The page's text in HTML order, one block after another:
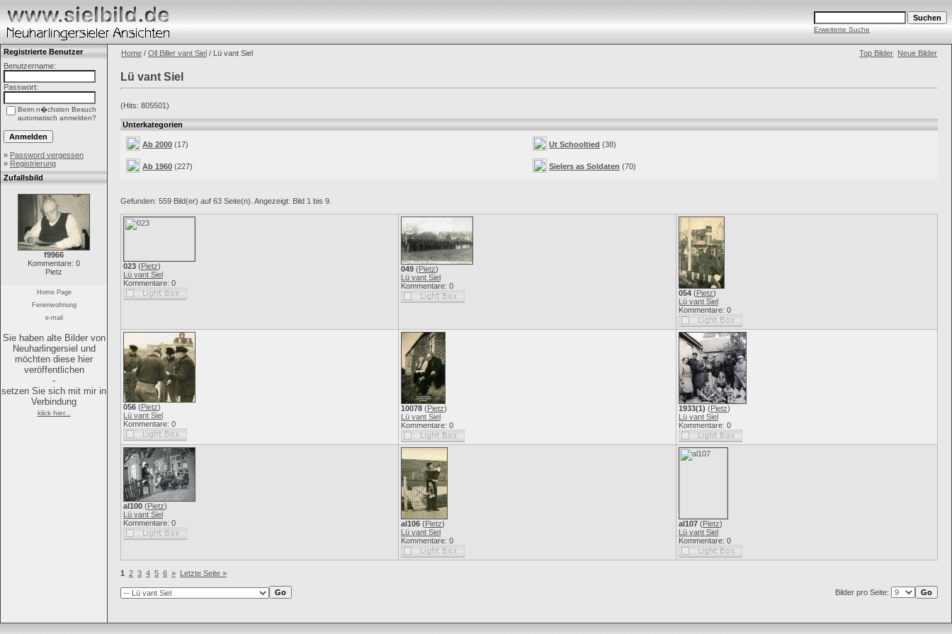
Erweiterte Suche
Registrierte Benutzer
Benutzername:
Passwort:
Beim n�chsten Besuch
automatisch anmelden?
» Password vergessen
» Registrierung
Zufallsbild
f9966
Kommentare: 0
Pietz
Home Page
Ferienwohnung
e-mail
Sie haben alte Bilder von
Neuharlingersiel und
möchten diese hier
veröffentlichen
-
setzen Sie sich mit mir in
Verbindung
klick hier...
Home / Oll Biller vant Siel / Lü vant Siel Top Bilder Neue Bilder
Lü vant Siel
(Hits: 805501)
Unterkategorien
Ab 2000 (17)
Ab 1960 (227)
Ut Schooltied (38)
Sielers as Soldaten (70)
Gefunden: 559 Bild(er) auf 63 Seite(n). Angezeigt: Bild 1 bis 9.
023 (Pietz)
Lü vant Siel
Kommentare: 0
049 (Pietz)
Lü vant Siel
Kommentare: 0
054 (Pietz)
Lü vant Siel
Kommentare: 0
056 (Pietz)
Lü vant Siel
Kommentare: 0
10078 (Pietz)
Lü vant Siel
Kommentare: 0
1933(1) (Pietz)
Lü vant Siel
Kommentare: 0
al100 (Pietz)
Lü vant Siel
Kommentare: 0
al106 (Pietz)
Lü vant Siel
Kommentare: 0
al107 (Pietz)
Lü vant Siel
Kommentare: 0
1 2 3 4 5 6 » Letzte Seite »
Bilder pro Seite: